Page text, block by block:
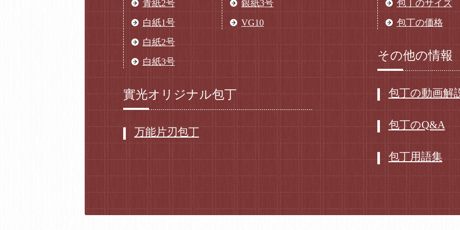
青紙2号
白紙1号
白紙2号
白紙3号
銀紙3号
VG10
實光オリジナル包丁
万能片刃包丁
包丁のサイズ
包丁の価格
その他の情報
包丁の動画解
包丁のQ&A
包丁用語集